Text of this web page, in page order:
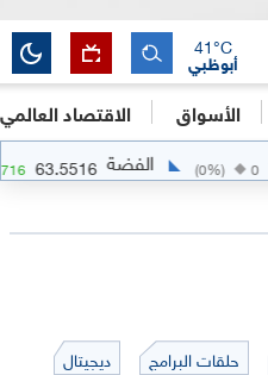
الأسواق الاقتصاد العالمي
أبوظبي
41°C
(0%) الفضة 63.5516
حلقات البرامج
ديجيتال